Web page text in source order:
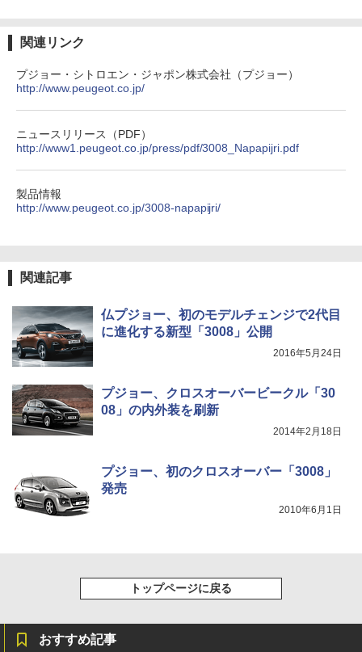
関連リンク
プジョー・シトロエン・ジャポン株式会社（プジョー）
http://www.peugeot.co.jp/
ニュースリリース（PDF）
http://www1.peugeot.co.jp/press/pdf/3008_Napapijri.pdf
製品情報
http://www.peugeot.co.jp/3008-napapijri/
関連記事
仏プジョー、初のモデルチェンジで2代目
に進化する新型「3008」公開
2016年5月24日
プジョー、クロスオーバービークル「30
08」の内外装を刷新
2014年2月18日
プジョー、初のクロスオーバー「3008」
発売
2010年6月1日
トップページに戻る
おすすめ記事